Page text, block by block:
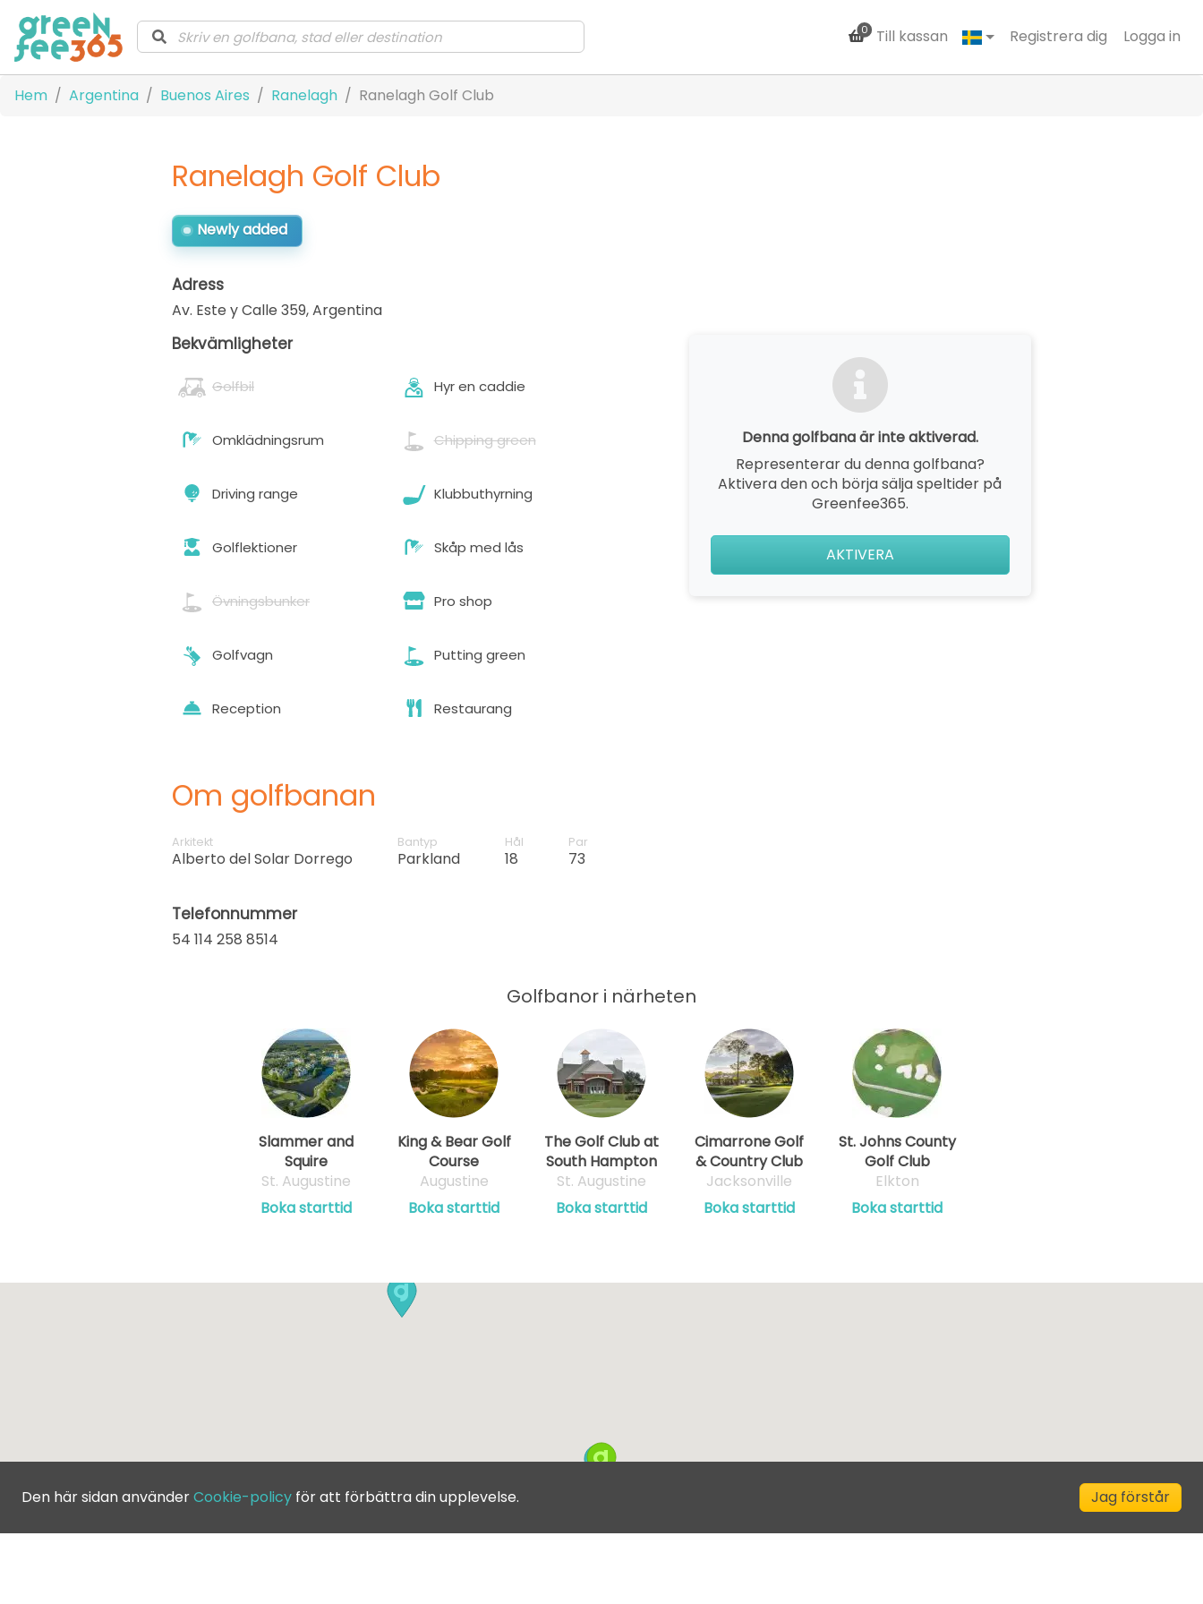
0 Till kassan Registrera dig Logga in
Hem Argentina Buenos Aires Ranelagh Ranelagh Golf Club
Ranelagh Golf Club
Newly added
Adress
Av. Este y Calle 359,Argentina
Denna golfbana är inte aktiverad.
Representerar du denna golfbana?
Aktivera den och börja sälja speltider på
Greenfee365.
AKTIVERA
Bekvämligheter
Golfbil Hyr en caddie
Omklädningsrum Chipping green
Driving range Klubbuthyrning
Golflektioner Skåp med lås
Övningsbunker Pro shop
Golfvagn Putting green
Reception Restaurang
Om golfbanan
Arkitekt
Alberto del Solar Dorrego
Bantyp
Parkland
Hål
18
Par
73
Telefonnummer
54 114 258 8514
Golfbanor i närheten
Slammer and
Squire
St. Augustine
Boka starttid
King & Bear Golf
Course
Augustine
Boka starttid
The Golf Club at
South Hampton
St. Augustine
Boka starttid
Cimarrone Golf
& Country Club
Jacksonville
Boka starttid
St. Johns County
Golf Club
Elkton
Boka starttid
Den här sidan använderCookie-policy för att förbättra din upplevelse. Jag förstår